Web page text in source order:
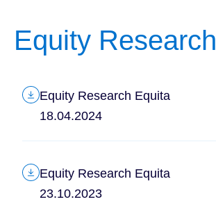
Equity Research
Equity Research Equita
18.04.2024
Equity Research Equita
23.10.2023